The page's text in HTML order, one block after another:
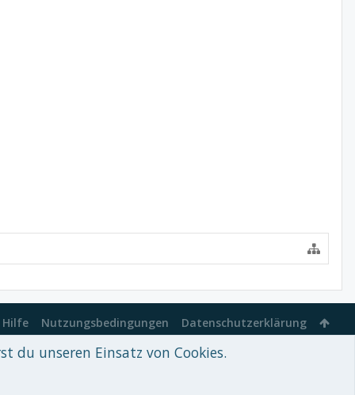
Hilfe Nutzungsbedingungen Datenschutzerklärung
du unseren Einsatz von Cookies.